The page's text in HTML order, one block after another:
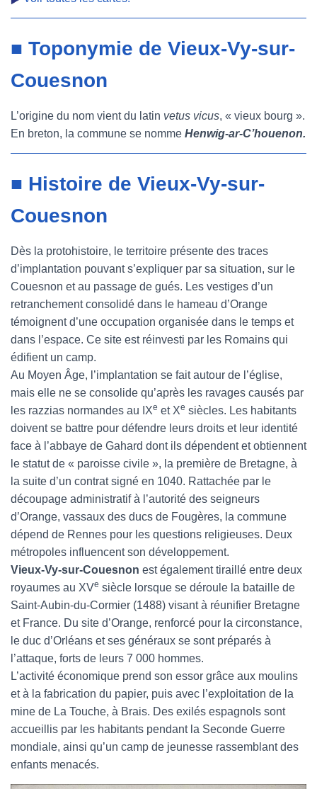
■ Toponymie de Vieux-Vy-sur-
Couesnon
L’origine du nom vient du latin vetus vicus, « vieux bourg ».
En breton, la commune se nomme Henwig-ar-C’houenon.
■ Histoire de Vieux-Vy-sur-
Couesnon
Dès la protohistoire, le territoire présente des traces
d’implantation pouvant s’expliquer par sa situation, sur le
Couesnon et au passage de gués. Les vestiges d’un
retranchement consolidé dans le hameau d’Orange
témoignent d’une occupation organisée dans le temps et
dans l’espace. Ce site est réinvesti par les Romains qui
édifient un camp.
Au Moyen Âge, l’implantation se fait autour de l’église,
mais elle ne se consolide qu’après les ravages causés par
les razzias normandes au IXe et Xe siècles. Les habitants
doivent se battre pour défendre leurs droits et leur identité
face à l’abbaye de Gahard dont ils dépendent et obtiennent
le statut de « paroisse civile », la première de Bretagne, à
la suite d’un contrat signé en 1040. Rattachée par le
découpage administratif à l’autorité des seigneurs
d’Orange, vassaux des ducs de Fougères, la commune
dépend de Rennes pour les questions religieuses. Deux
métropoles influencent son développement.
Vieux-Vy-sur-Couesnon est également tiraillé entre deux
royaumes au XVe siècle lorsque se déroule la bataille de
Saint-Aubin-du-Cormier (1488) visant à réunifier Bretagne
et France. Du site d’Orange, renforcé pour la circonstance,
le duc d’Orléans et ses généraux se sont préparés à
l’attaque, forts de leurs 7 000 hommes.
L’activité économique prend son essor grâce aux moulins
et à la fabrication du papier, puis avec l’exploitation de la
mine de La Touche, à Brais. Des exilés espagnols sont
accueillis par les habitants pendant la Seconde Guerre
mondiale, ainsi qu’un camp de jeunesse rassemblant des
enfants menacés.